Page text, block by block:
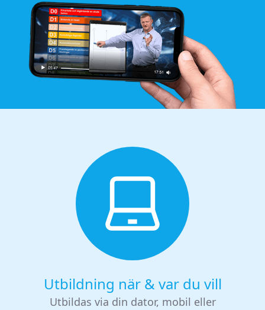
Utbildning när & var du vill
Utbildas via din dator, mobil eller